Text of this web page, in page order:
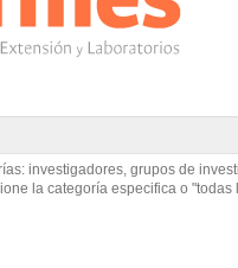
investigadores, grupos de
la categoría especifica o "todas